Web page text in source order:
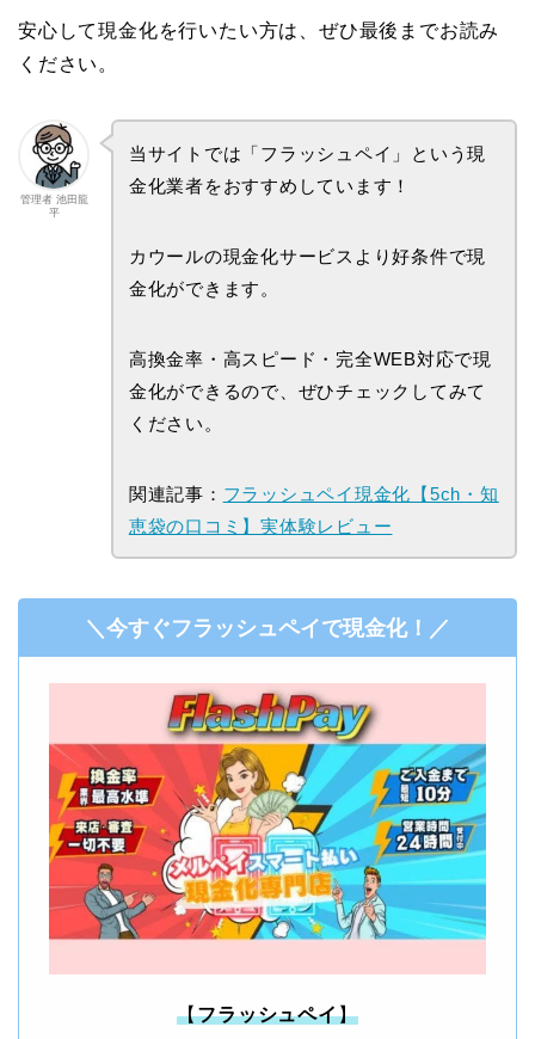
安心して現金化を行いたい方は、ぜひ最後までお読み
ください。
管理者 池田龍
平
当サイトでは「フラッシュペイ」という現
金化業者をおすすめしています！
カウールの現金化サービスより好条件で現
金化ができます。
高換金率・高スピード・完全WEB対応で現
金化ができるので、ぜひチェックしてみて
ください。
関連記事： フラッシュペイ現金化【5ch・知
恵袋の口コミ】実体験レビュー
＼今すぐフラッシュペイで現金化！／
【フラッシュペイ】